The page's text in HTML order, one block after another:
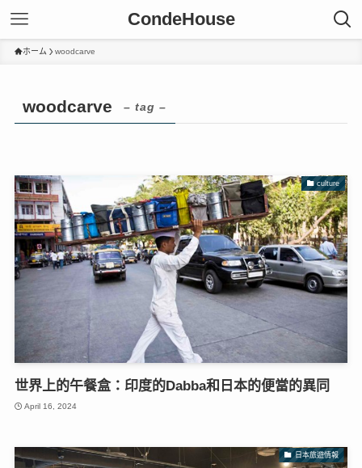
CondeHouse
ホーム woodcarve
woodcarve – tag –
culture
世界上的午餐盒：印度的Dabba和日本的便當的異同
April 16, 2024
日本旅遊情報